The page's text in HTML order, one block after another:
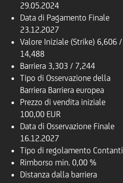
29.05.2024
Data di Pagamento Finale
23.12.2027
Valore Iniziale (Strike) 6,606 /
14,488
Barriera 3,303 / 7,244
Tipo di Osservazione della
Barriera Barriera europea
Prezzo di vendita iniziale
100,00 EUR
Data di Osservazione Finale
16.12.2027
Tipo di regolamento Contanti
Rimborso min. 0,00 %
Distanza dalla barriera